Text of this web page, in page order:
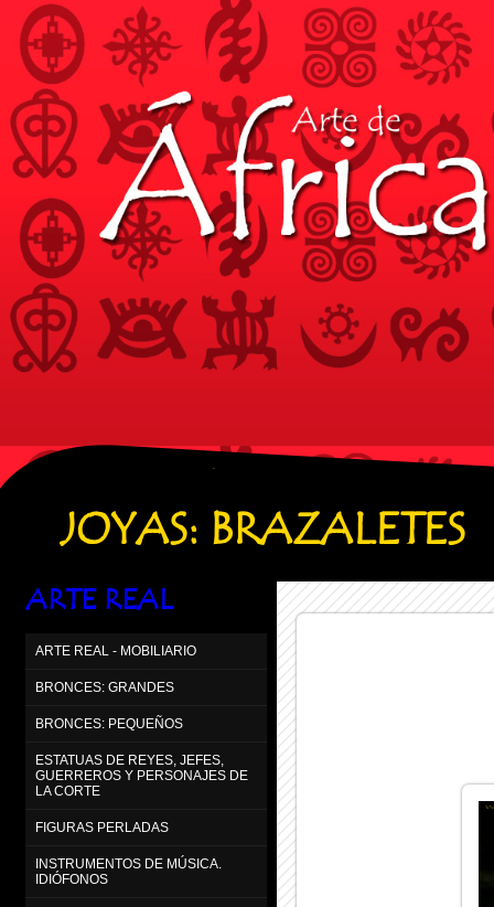
JOYAS: BRAZALETES
ARTE REAL
ARTE REAL - MOBILIARIO
BRONCES: GRANDES
BRONCES: PEQUEÑOS
ESTATUAS DE REYES, JEFES,
GUERREROS Y PERSONAJES DE
LA CORTE
FIGURAS PERLADAS
INSTRUMENTOS DE MÚSICA.
IDIÓFONOS